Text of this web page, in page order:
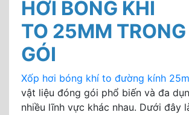
HƠI BÓNG KHÍ
TO 25MM
GÓI
Xốp hơi bóng khí to đường kính
vật liệu đóng gói phổ biến và đa
nhiều lĩnh vực khác nhau. Dưới đây